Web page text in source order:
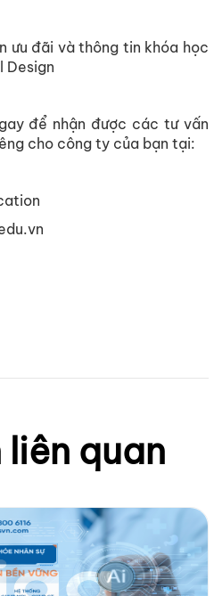
ưu đãi và thông tin khóa học
Design
để nhận được các tư vấn
cho công ty của bạn tại:
liên quan